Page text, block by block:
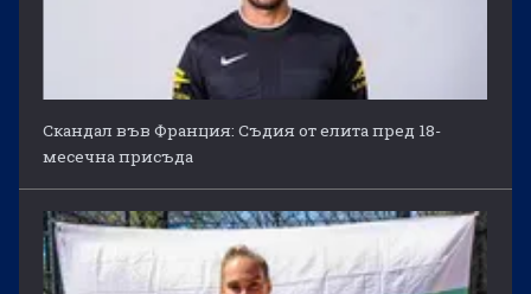
Скандал във Франция: Съдия от елита пред 18-
месечна присъда